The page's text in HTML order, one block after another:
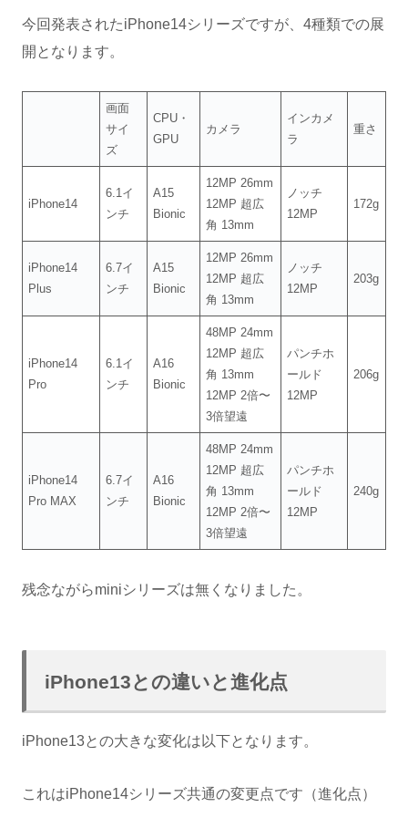
今回発表されたiPhone14シリーズですが、4種類での展
開となります。
画面
サイ
ズ
CPU・
GPU
カメラ
インカメ
ラ
重さ
iPhone14
6.1イ
ンチ
A15
Bionic
12MP 26mm
12MP 超広
角 13mm
ノッチ
12MP
172g
iPhone14
Plus
6.7イ
ンチ
A15
Bionic
12MP 26mm
12MP 超広
角 13mm
ノッチ
12MP
203g
iPhone14
Pro
6.1イ
ンチ
A16
Bionic
48MP 24mm
12MP 超広
角 13mm
12MP 2倍〜
3倍望遠
パンチホ
ールド
12MP
206g
iPhone14
Pro MAX
6.7イ
ンチ
A16
Bionic
48MP 24mm
12MP 超広
角 13mm
12MP 2倍〜
3倍望遠
パンチホ
ールド
12MP
240g
残念ながらminiシリーズは無くなりました。
iPhone13との違いと進化点
iPhone13との大きな変化は以下となります。
これはiPhone14シリーズ共通の変更点です（進化点）